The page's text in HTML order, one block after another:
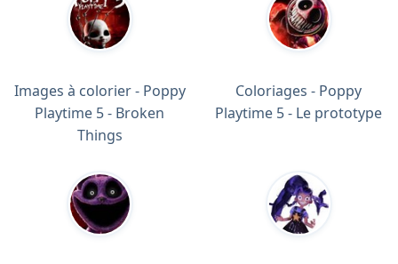
Images à colorier - Poppy
Playtime 5 - Broken
Things
Coloriages - Poppy
Playtime 5 - Le prototype